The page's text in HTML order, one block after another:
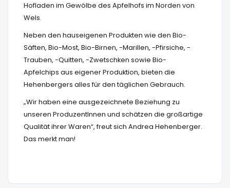
Hofladen im Gewölbe des Apfelhofs im Norden von
Wels.
Neben den hauseigenen Produkten wie den Bio-
Säften, Bio-Most, Bio-Birnen, -Marillen, -Pfirsiche, -
Trauben, -Quitten, -Zwetschken sowie Bio-
Apfelchips aus eigener Produktion, bieten die
Hehenbergers alles für den täglichen Gebrauch.
„Wir haben eine ausgezeichnete Beziehung zu
unseren ProduzentInnen und schätzen die großartige
Qualität ihrer Waren“, freut sich Andrea Hehenberger.
Das merkt man!